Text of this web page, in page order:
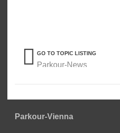
GO TO TOPIC LISTING
Parkour-News
Parkour-Vienna